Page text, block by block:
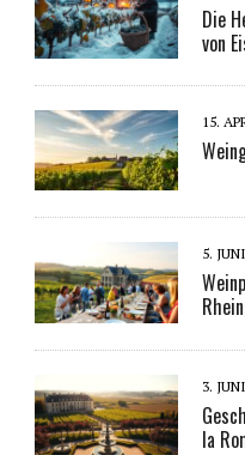
Die
von
15.
5.
3.
la